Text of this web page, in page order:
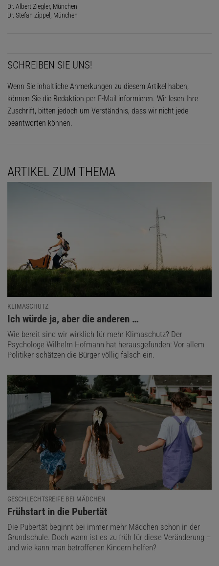
Dr. Albert Ziegler, München
Dr. Stefan Zippel, München
SCHREIBEN SIE UNS!
Wenn Sie inhaltliche Anmerkungen zu diesem Artikel haben,
können Sie die Redaktion per E-Mail informieren. Wir lesen Ihre
Zuschrift, bitten jedoch um Verständnis, dass wir nicht jede
beantworten können.
ARTIKEL ZUM THEMA
KLIMASCHUTZ
:Ich würde ja, aber die anderen …
Wie bereit sind wir wirklich für mehr Klimaschutz? Der
Psychologe Wilhelm Hofmann hat herausgefunden: Vor allem
Politiker schätzen die Bürger völlig falsch ein.
GESCHLECHTSREIFE BEI MÄDCHEN
:
Frühstart in die Pubertät
Die Pubertät beginnt bei immer mehr Mädchen schon in der
Grundschule. Doch wann ist es zu früh für diese Veränderung –
und wie kann man betroffenen Kindern helfen?